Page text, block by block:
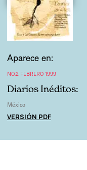
Aparece en:
NO.2 FEBRERO 1999
Diarios Inéditos:
México
VERSIÓN PDF